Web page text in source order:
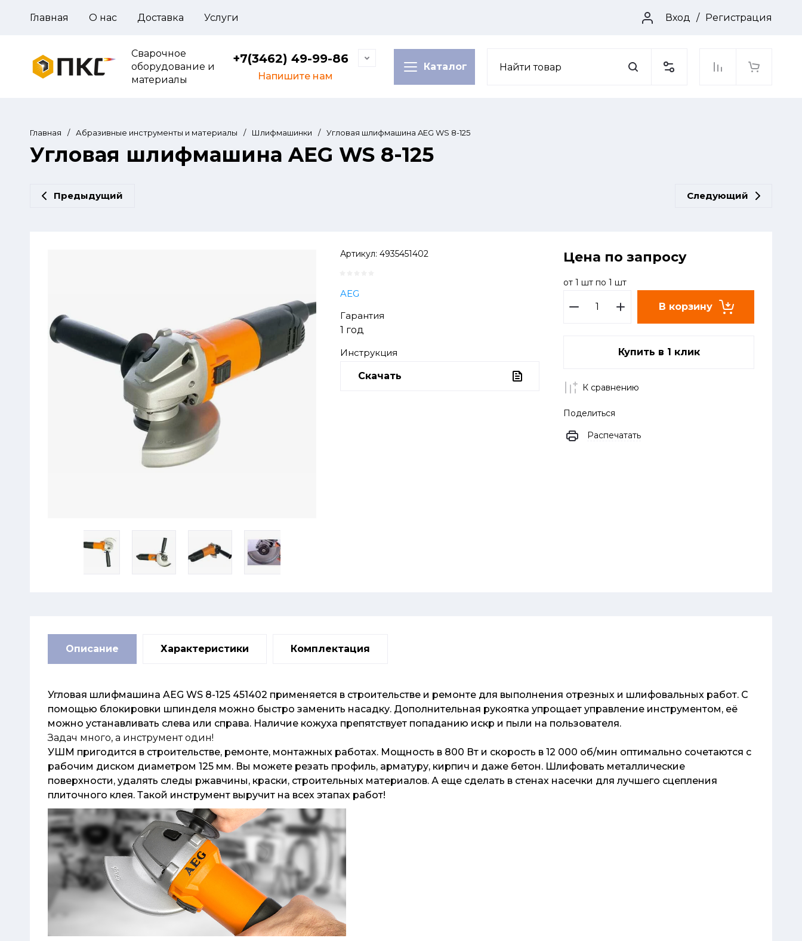
Главная О нас Доставка Услуги Вход / Регистрация
Сварочное
оборудование и
материалы
+7(3462) 49-99-86
Напишите нам
Каталог
Главная / Абразивные инструменты и материалы / Шлифмашинки / Угловая шлифмашина AEG WS 8-125
Угловая шлифмашина AEG WS 8-125
Предыдущий Следующий
Артикул: 4935451402
AEG
Гарантия
1 год
Инструкция
Скачать
Цена по запросу
от 1 шт по 1 шт
В корзину
Купить в 1 клик
К сравнению
Поделиться
Распечатать
Описание Характеристики Комплектация
Угловая шлифмашина AEG WS 8-125 451402 применяется в строительстве и ремонте для выполнения отрезных и шлифовальных работ. С
помощью блокировки шпинделя можно быстро заменить насадку. Дополнительная рукоятка упрощает управление инструментом, её
можно устанавливать слева или справа. Наличие кожуха препятствует попаданию искр и пыли на пользователя.
Задач много, а инструмент один!
УШМ пригодится в строительстве, ремонте, монтажных работах. Мощность в 800 Вт и скорость в 12 000 об/мин оптимально сочетаются с
рабочим диском диаметром 125 мм. Вы можете резать профиль, арматуру, кирпич и даже бетон. Шлифовать металлические
поверхности, удалять следы ржавчины, краски, строительных материалов. А еще сделать в стенах насечки для лучшего сцепления
плиточного клея. Такой инструмент выручит на всех этапах работ!